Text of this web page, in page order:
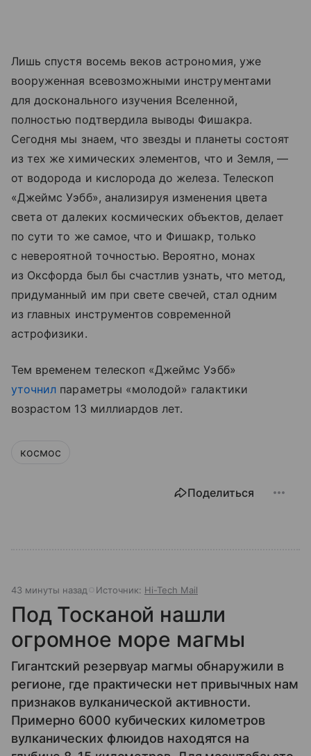
Лишь спустя восемь веков астрономия, уже
вооруженная всевозможными инструментами
для досконального изучения Вселенной,
полностью подтвердила выводы Фишакра.
Сегодня мы знаем, что звезды и планеты состоят
из тех же химических элементов, что и Земля, —
от водорода и кислорода до железа. Телескоп
«Джеймс Уэбб», анализируя изменения цвета
света от далеких космических объектов, делает
по сути то же самое, что и Фишакр, только
с невероятной точностью. Вероятно, монах
из Оксфорда был бы счастлив узнать, что метод,
придуманный им при свете свечей, стал одним
из главных инструментов современной
астрофизики.
Тем временем телескоп «Джеймс Уэбб»
уточнил параметры «молодой» галактики
возрастом 13 миллиардов лет.
космос
Поделиться
43 минуты назад Источник: Hi-Tech Mail
Под Тосканой нашли
огромное море магмы
Гигантский резервуар магмы обнаружили в
регионе, где практически нет привычных нам
признаков вулканической активности.
Примерно 6000 кубических километров
вулканических флюидов находятся на